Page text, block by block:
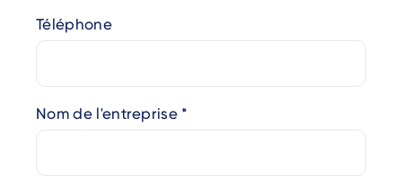
Téléphone
Nom de l'entreprise